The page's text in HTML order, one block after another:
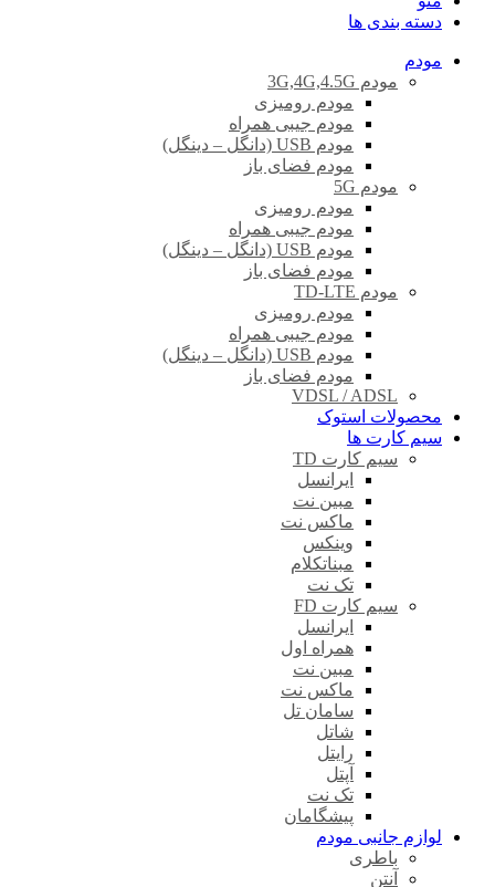
دسته بندی ها
مودم
مودم 3G,4G,4.5G
مودم رومیزی
مودم جیبی همراه
مودم USB (دانگل – دینگل)
مودم فضای باز
مودم 5G
مودم رومیزی
مودم جیبی همراه
مودم USB (دانگل – دینگل)
مودم فضای باز
مودم TD-LTE
مودم رومیزی
مودم جیبی همراه
مودم USB (دانگل – دینگل)
مودم فضای باز
VDSL / ADSL
محصولات استوک
سیم کارت ها
سیم کارت TD
ایرانسل
مبین نت
ماکس نت
وینکس
مبناتکلام
تک نت
سیم کارت FD
ایرانسل
همراه اول
مبین نت
ماکس نت
سامان تل
شاتل
رایتل
آپتل
تک نت
پیشگامان
لوازم جانبی مودم
باطری
آنتن